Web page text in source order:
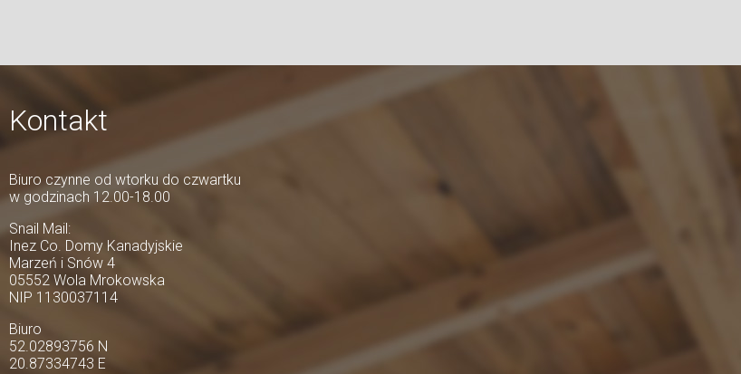
Kontakt
Biuro czynne od wtorku do czwartku
w godzinach 12.00-18.00
Snail Mail:
Inez Co. Domy Kanadyjskie
Marzeń i Snów 4
05552 Wola Mrokowska
NIP 1130037114
Biuro
52.02893756 N
20.87334743 E